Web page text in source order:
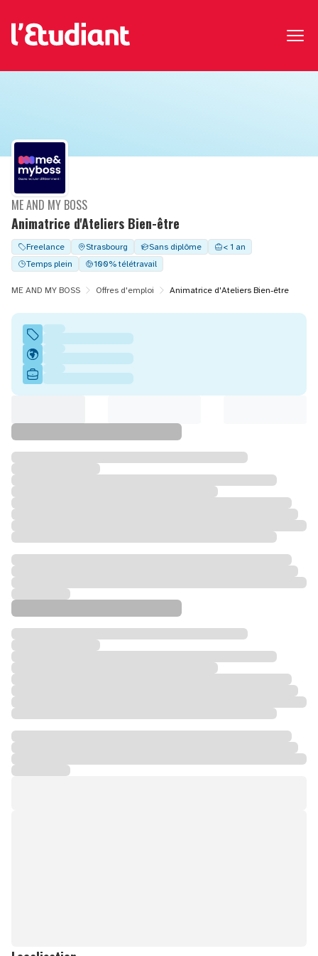
Animatrice d'Ateliers Bien-être
ME AND MY BOSS
Freelance Strasbourg Sans diplôme
< 1 an
Temps plein
100% télétravail
ME AND MY BOSS Offres d'emploi Animatrice d'Ateliers Bien-être